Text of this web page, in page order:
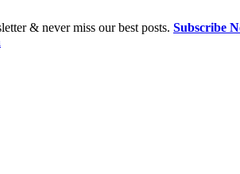
& never miss our best posts. Subscribe